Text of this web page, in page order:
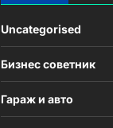
Uncategorised
Бизнес советник
Гараж и авто